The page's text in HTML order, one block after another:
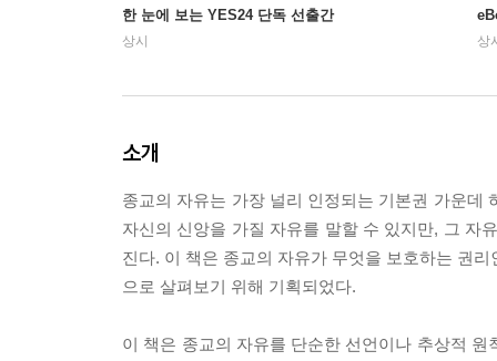
한 눈에 보는 YES24 단독 선출간
상시 상
소개
종교의 자유는 가장 널리 인정되는 기본권 가운데
자신의 신앙을 가질 자유를 말할 수 있지만, 그 자
진다. 이 책은 종교의 자유가 무엇을 보호하는 권
으로 살펴보기 위해 기획되었다.
이 책은 종교의 자유를 단순한 선언이나 추상적